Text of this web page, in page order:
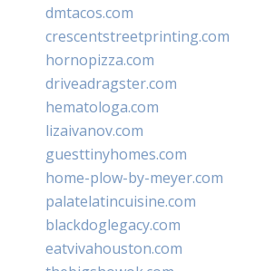
dmtacos.com
crescentstreetprinting.com
hornopizza.com
driveadragster.com
hematologa.com
lizaivanov.com
guesttinyhomes.com
home-plow-by-meyer.com
palatelatincuisine.com
blackdoglegacy.com
eatvivahouston.com